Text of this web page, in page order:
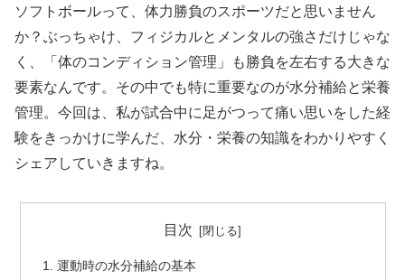
ソフトボールって、体力勝負のスポーツだと思いません
か？ぶっちゃけ、フィジカルとメンタルの強さだけじゃな
く、「体のコンディション管理」も勝負を左右する大きな
要素なんです。その中でも特に重要なのが水分補給と栄養
管理。今回は、私が試合中に足がつって痛い思いをした経
験をきっかけに学んだ、水分・栄養の知識をわかりやすく
シェアしていきますね。
目次
運動時の水分補給の基本